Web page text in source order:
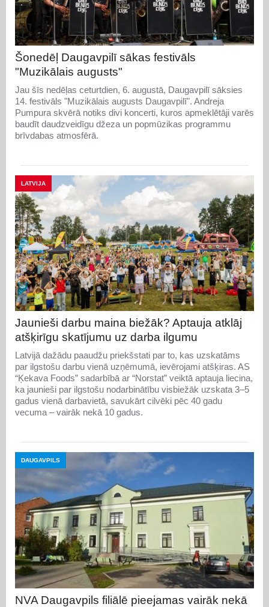
Šonedēļ Daugavpilī sākas festivāls
"Muzikālais augusts"
Jau šīs nedēļas ceturtdien, 6. augustā, Daugavpilī sāksies
14. festivāls "Muzikālais augusts Daugavpilī". Andreja
Pumpura skvērā notiks divi koncerti, kuros apmeklētāji varēs
baudīt daudzveidīgu džeza un popmūzikas programmu
brīvdabas atmosfērā.
LATVIJA
Jaunieši darbu maina biežāk? Aptauja atklāj
atšķirīgu skatījumu uz darba ilgumu
Latvijā dažādu paaudžu priekšstati par to, kas uzskatāms
par ilgstošu darbu vienā uzņēmumā, ievērojami atšķiras. AS
“Ķekava Foods” sadarbībā ar “Norstat” veiktā aptauja liecina,
ka jaunieši par ilgstošu nodarbinātību visbiežāk uzskata 3–5
gadus vienā darbavietā, savukārt cilvēki pēc 40 gadu
vecuma – vairāk nekā 10 gadus.
DAUGAVPILS
NVA Daugavpils filiālē pieejamas vairāk nekā